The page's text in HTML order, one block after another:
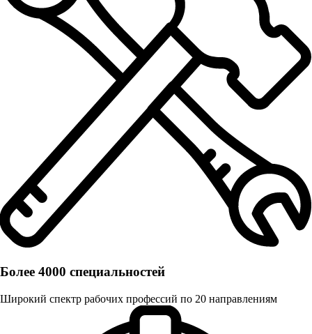
Более 4000 специальностей
Широкий спектр рабочих профессий по 20 направлениям